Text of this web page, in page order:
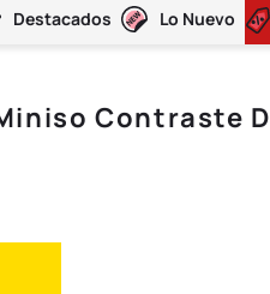
Destacados Lo Nuevo
Contraste